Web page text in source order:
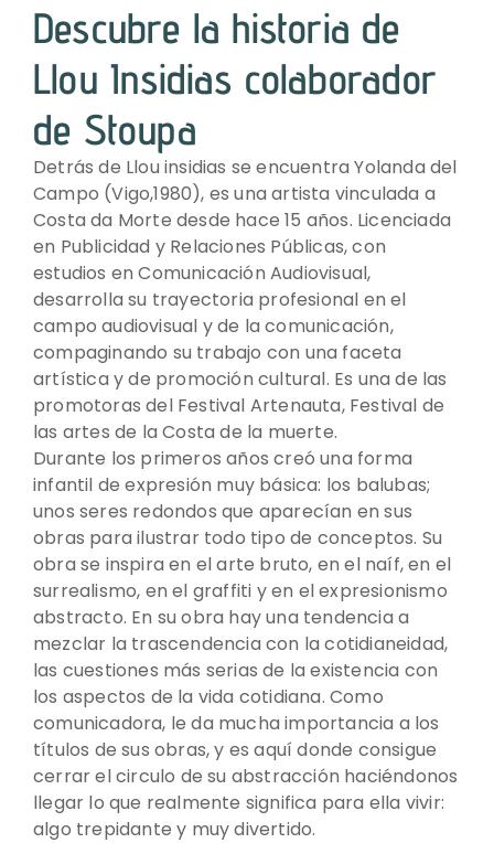
Descubre la historia de
Llou Insidias colaborador
de Stoupa
Detrás de Llou insidias se encuentra Yolanda del
Campo (Vigo,1980), es una artista vinculada a
Costa da Morte desde hace 15 años. Licenciada
en Publicidad y Relaciones Públicas, con
estudios en Comunicación Audiovisual,
desarrolla su trayectoria profesional en el
campo audiovisual y de la comunicación,
compaginando su trabajo con una faceta
artística y de promoción cultural. Es una de las
promotoras del Festival Artenauta, Festival de
las artes de la Costa de la muerte.
Durante los primeros años creó una forma
infantil de expresión muy básica: los balubas;
unos seres redondos que aparecían en sus
obras para ilustrar todo tipo de conceptos. Su
obra se inspira en el arte bruto, en el naíf, en el
surrealismo, en el graffiti y en el expresionismo
abstracto. En su obra hay una tendencia a
mezclar la trascendencia con la cotidianeidad,
las cuestiones más serias de la existencia con
los aspectos de la vida cotidiana. Como
comunicadora, le da mucha importancia a los
títulos de sus obras, y es aquí donde consigue
cerrar el circulo de su abstracción haciéndonos
llegar lo que realmente significa para ella vivir:
algo trepidante y muy divertido.